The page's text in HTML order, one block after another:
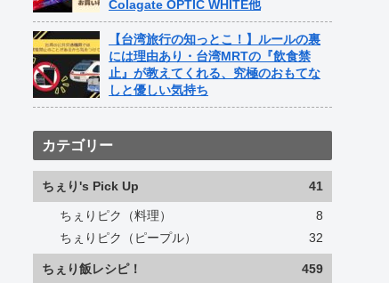
Colagate OPTIC WHITE他
【台湾旅行の知っとこ！】ルールの裏
には理由あり・台湾MRTの『飲食禁
止』が教えてくれる、究極のおもてな
しと優しい気持ち
カテゴリー
ちぇり's Pick Up 41
ちぇりピク（料理）
8
ちぇりピク（ピープル）
32
ちぇり飯レシピ！ 459